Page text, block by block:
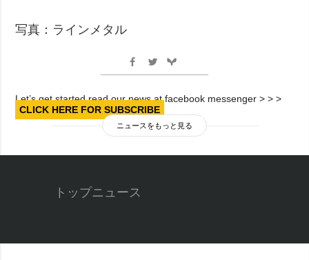
写真：ラインメタル
Let’s get started read our news at facebook messenger > > >
CLICK HERE FOR SUBSCRIBE
ニュースをもっと見る
トップニュース